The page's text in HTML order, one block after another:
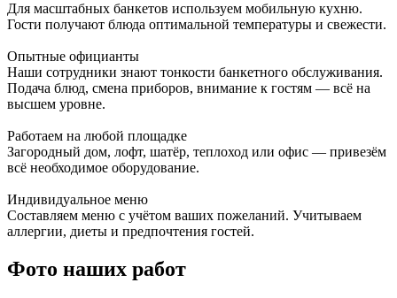
Для масштабных банкетов используем мобильную кухню.
Гости получают блюда оптимальной температуры и свежести.
Опытные официанты
Наши сотрудники знают тонкости банкетного обслуживания.
Подача блюд, смена приборов, внимание к гостям — всё на
высшем уровне.
Работаем на любой площадке
Загородный дом, лофт, шатёр, теплоход или офис — привезём
всё необходимое оборудование.
Индивидуальное меню
Составляем меню с учётом ваших пожеланий. Учитываем
аллергии, диеты и предпочтения гостей.
Фото наших работ